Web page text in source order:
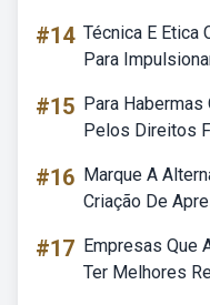
#14 Técnica E Etica
Para
#15 Para
Pelos Direitos
#16 Marque A
Criação De
#17 Empresas Que
Ter Melhores